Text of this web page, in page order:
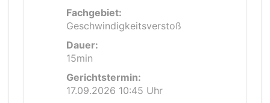
Fachgebiet:
Geschwindigkeitsverstoß
Dauer:
15min
Gerichtstermin:
17.09.2026 10:45 Uhr